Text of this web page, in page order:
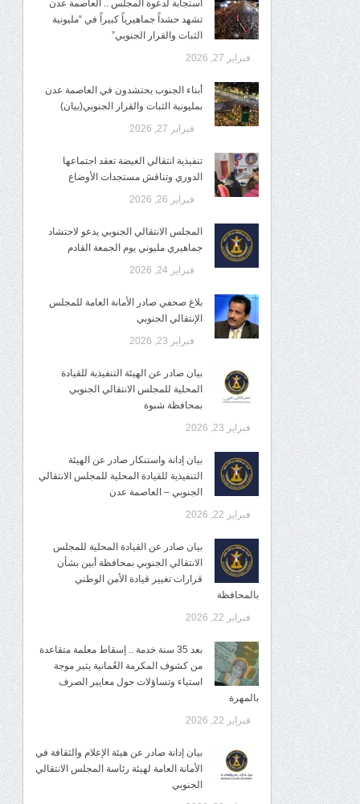
استجابة لدعوة المجلس .. العاصمة عدن
تشهد حشداً جماهيرياً كبيراً في “مليونية
الثبات والقرار الجنوبي”
فبراير 27, 2026
أبناء الجنوب يحتشدون في العاصمة عدن
بمليونية الثبات والقرار الجنوبي(بيان)
فبراير 27, 2026
تنفيذية انتقالي الغيضة تعقد اجتماعها
الدوري وتناقش مستجدات الأوضاع
فبراير 26, 2026
المجلس الانتقالي الجنوبي يدعو لاحتشاد
جماهيري مليوني يوم الجمعة القادم
فبراير 24, 2026
بلاغ صحفي صادر الأمانة العامة للمجلس
الإنتقالي الجنوبي
فبراير 23, 2026
بيان صادر عن الهيئة التنفيذية للقيادة
المحلية للمجلس الانتقالي الجنوبي
بمحافظة شبوة
فبراير 23, 2026
بيان إدانة واستنكار صادر عن الهيئة
التنفيذية للقيادة المحلية للمجلس الانتقالي
الجنوبي – العاصمة عدن
فبراير 22, 2026
بيان صادر عن القيادة المحلية للمجلس
الانتقالي الجنوبي بمحافظة أبين بشأن
قرارات تغيير قيادة الأمن الوطني
بالمحافظة
فبراير 22, 2026
بعد 35 سنة خدمة .. إسقاط معلمة متقاعدة
من كشوف المكرمة العُمانية يثير موجة
استياء وتساؤلات حول معايير الصرف
بالمهرة
فبراير 22, 2026
بيان إدانة صادر عن هيئة الإعلام والثقافة في
الأمانة العامة لهيئة رئاسة المجلس الانتقالي
الجنوبي